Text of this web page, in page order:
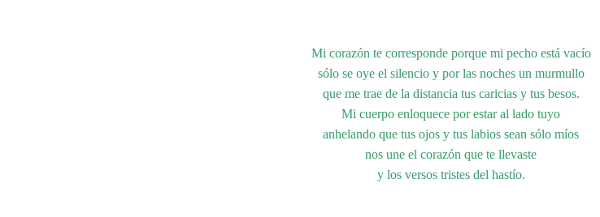
Mi corazón te corresponde porque mi pecho está vacío
sólo se oye el silencio y por las noches un murmullo
que me trae de la distancia tus caricias y tus besos.
Mi cuerpo enloquece por estar al lado tuyo
anhelando que tus ojos y tus labios sean sólo míos
nos une el corazón que te llevaste
y los versos tristes del hastío.